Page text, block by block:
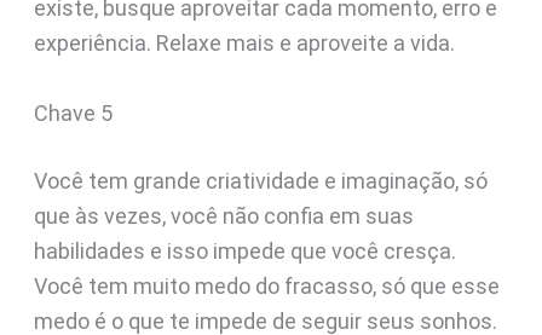
existe, busque aproveitar cada momento, erro e
experiência. Relaxe mais e aproveite a vida.
Chave 5
Você tem grande criatividade e imaginação, só
que às vezes, você não confia em suas
habilidades e isso impede que você cresça.
Você tem muito medo do fracasso, só que esse
medo é o que te impede de seguir seus sonhos.